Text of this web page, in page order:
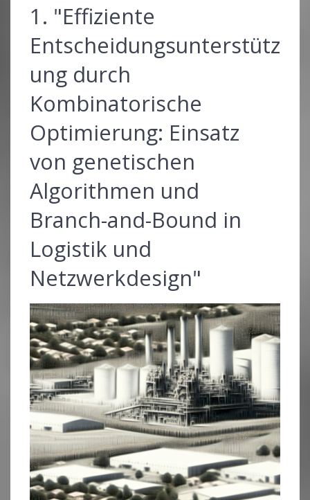
1. "Effiziente
Entscheidungsunterstütz
ung durch
Kombinatorische
Optimierung: Einsatz
von genetischen
Algorithmen und
Branch-and-Bound in
Logistik und
Netzwerkdesign"